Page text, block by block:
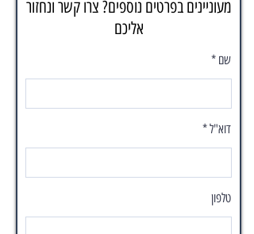
מעוניינים בפרטים נוספים? צרו קשר ונחזור
אליכם
שם
דוא"ל
טלפון